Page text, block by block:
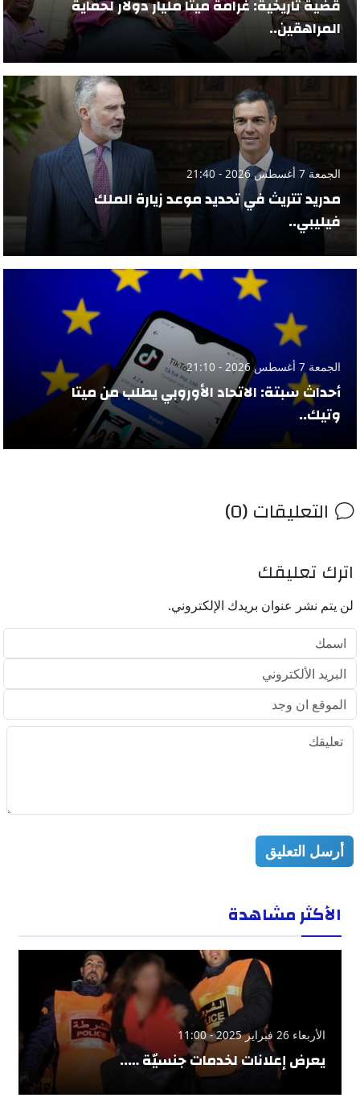
قضية تاريخية: غرامة ميتا مليار دولار لحماية
المراهقين..
الجمعة 7 أغسطس 2026 - 21:40
مدريد تتريث في تحديد موعد زيارة الملك
فيليبي..
الجمعة 7 أغسطس 2026 - 21:10
أحداث سبتة: الاتحاد الأوروبي يطلب من ميتا
وتيك..
التعليقات (0)
اترك تعليقك
لن يتم نشر عنوان بريدك الإلكتروني.
أرسل التعليق
الأكثر مشاهدة
الأربعاء 26 فبراير 2025 - 11:00
يعرض إعلانات لخدمات جنسيّة …..